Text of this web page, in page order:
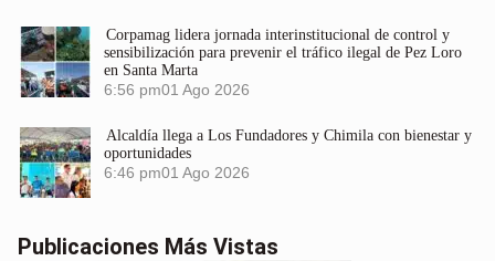
Corpamag lidera jornada interinstitucional de control y
sensibilización para prevenir el tráfico ilegal de Pez Loro
en Santa Marta
6:56 pm01 Ago 2026
Alcaldía llega a Los Fundadores y Chimila con bienestar y
oportunidades
6:46 pm01 Ago 2026
Publicaciones Más Vistas